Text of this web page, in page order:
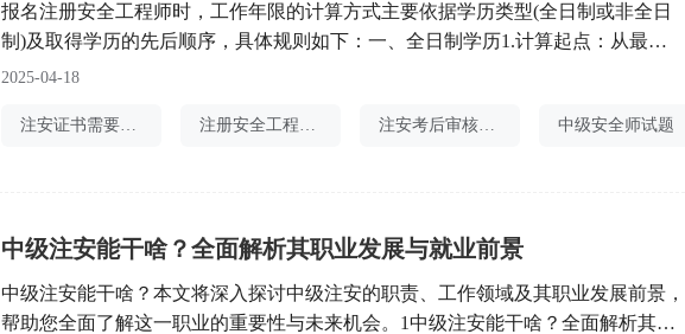
报名注册安全工程师时，工作年限的计算方式主要依据学历类型(全日制或非全日
制)及取得学历的先后顺序，具体规则如下：一、全日制学历1.计算起点：从最高
全日制学历毕业后开始计算工作年限。2.规则：若取得全日制学历后直接工作，无
制学历，则全日制学历后的工作年限可累计，但全日制学历前的工作年限不计入。
2025-04-18
注安证书需要审核吗 注册安全工程师补贴吗 注安考后审核时间 中级安全师试题
中级注安能干啥？全面解析其职业发展与就业前景
中级注安能干啥？本文将深入探讨中级注安的职责、工作领域及其职业发展前景，
帮助您全面了解这一职业的重要性与未来机会。1中级注安能干啥？全面解析其职